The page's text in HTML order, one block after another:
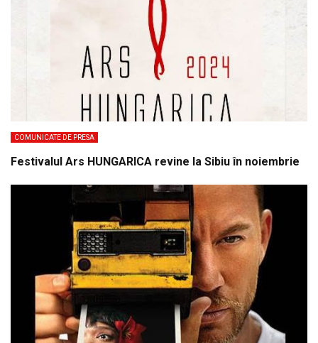
COMUNICATE DE PRESA
Festivalul Ars HUNGARICA revine la Sibiu în noiembrie